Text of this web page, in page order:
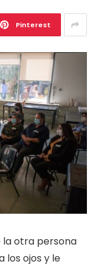
Pinterest
la otra persona
los ojos y le